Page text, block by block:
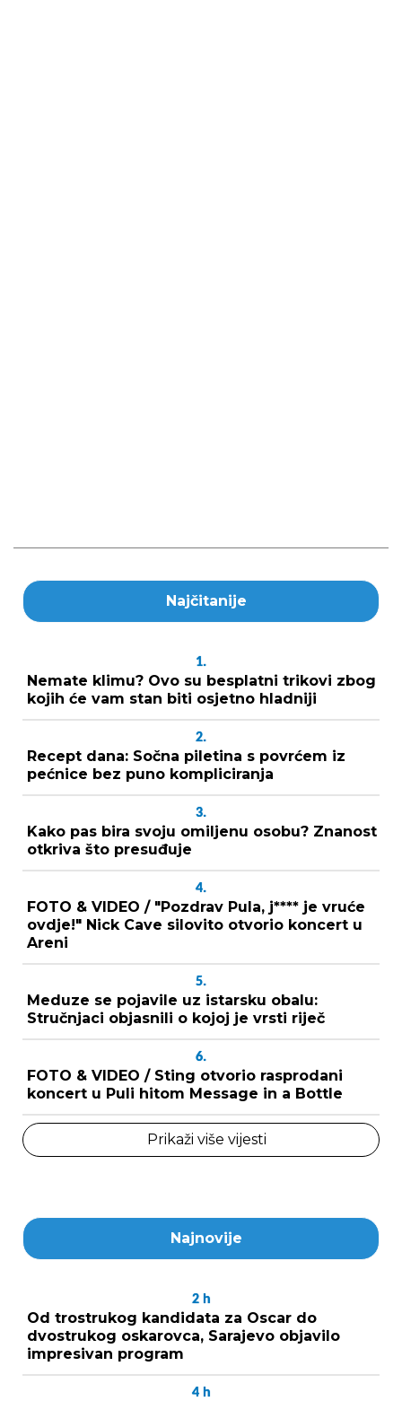
Najčitanije
1.
Nemate klimu? Ovo su besplatni trikovi zbog
kojih će vam stan biti osjetno hladniji
2.
Recept dana: Sočna piletina s povrćem iz
pećnice bez puno kompliciranja
3.
Kako pas bira svoju omiljenu osobu? Znanost
otkriva što presuđuje
4.
FOTO & VIDEO / "Pozdrav Pula, j**** je vruće
ovdje!" Nick Cave silovito otvorio koncert u
Areni
5.
Meduze se pojavile uz istarsku obalu:
Stručnjaci objasnili o kojoj je vrsti riječ
6.
FOTO & VIDEO / Sting otvorio rasprodani
koncert u Puli hitom Message in a Bottle
Prikaži više vijesti
Najnovije
2 h
Od trostrukog kandidata za Oscar do
dvostrukog oskarovca, Sarajevo objavilo
impresivan program
4 h